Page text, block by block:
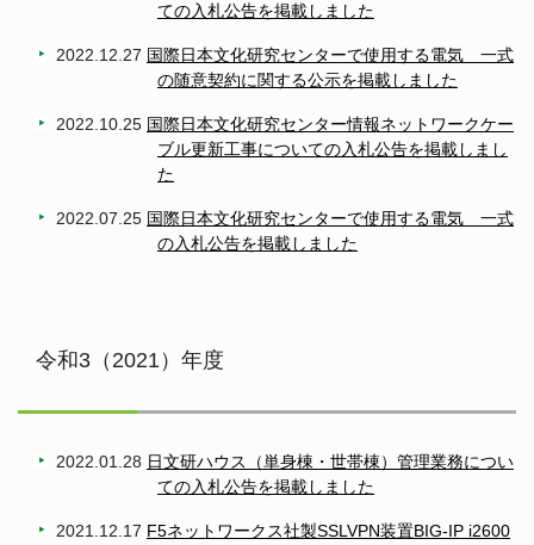
ての入札公告を掲載しました
2022.12.27 国際日本文化研究センターで使用する電気 一式
の随意契約に関する公示を掲載しました
2022.10.25 国際日本文化研究センター情報ネットワークケー
ブル更新工事についての入札公告を掲載しまし
た
2022.07.25 国際日本文化研究センターで使用する電気 一式
の入札公告を掲載しました
令和3（2021）年度
2022.01.28 日文研ハウス（単身棟・世帯棟）管理業務につい
ての入札公告を掲載しました
2021.12.17 F5ネットワークス社製SSLVPN装置BIG-IP i2600